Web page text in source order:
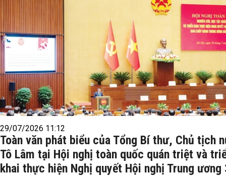
29/07/2026 11:12
Toàn văn phát biểu của Tổng Bí thư, Chủ tịch
Tô Lâm tại Hội nghị toàn quốc quán triệt và
khai thực hiện Nghị quyết Hội nghị Trung ương